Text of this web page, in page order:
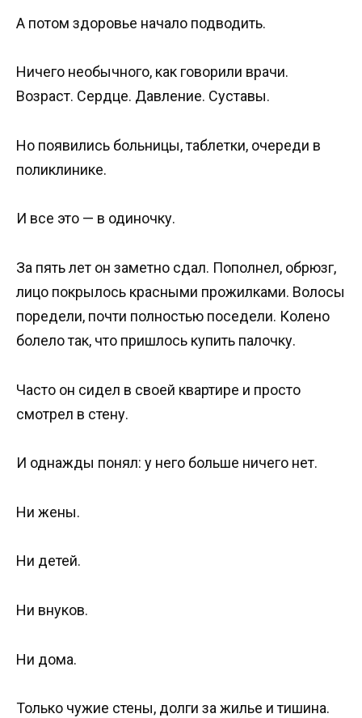
А потом здоровье начало подводить.
Ничего необычного, как говорили врачи.
Возраст. Сердце. Давление. Суставы.
Но появились больницы, таблетки, очереди в
поликлинике.
И все это — в одиночку.
За пять лет он заметно сдал. Пополнел, обрюзг,
лицо покрылось красными прожилками. Волосы
поредели, почти полностью поседели. Колено
болело так, что пришлось купить палочку.
Часто он сидел в своей квартире и просто
смотрел в стену.
И однажды понял: у него больше ничего нет.
Ни жены.
Ни детей.
Ни внуков.
Ни дома.
Только чужие стены, долги за жилье и тишина.